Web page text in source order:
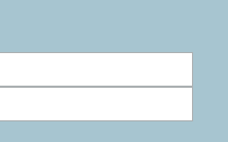
til en
er på plads